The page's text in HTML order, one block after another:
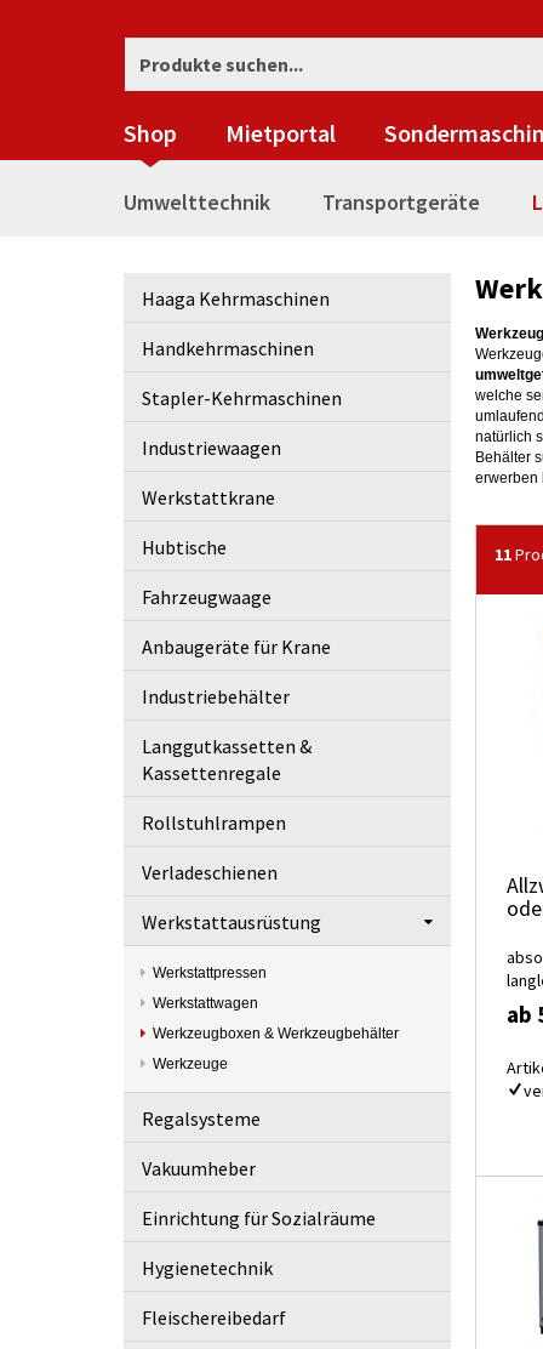
Shop Mietportal
Umwelttechnik Transportgeräte
Haaga Kehrmaschinen
Handkehrmaschinen
Stapler-Kehrmaschinen
Industriewaagen
Werkstattkrane
Hubtische
Fahrzeugwaage
Anbaugeräte für Krane
Industriebehälter
Langgutkassetten &
Kassettenregale
Rollstuhlrampen
Verladeschienen
Werkstattausrüstung
Werkstattpressen
Werkstattwagen
Werkzeugboxen & Werkzeugbehälter
Werkzeuge
Regalsysteme
Vakuumheber
Einrichtung für Sozialräume
Hygienetechnik
Fleischereibedarf
welche
natürlich
Behälter
erwerben
11
ab